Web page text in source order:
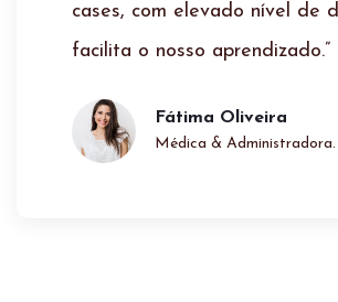
Arquiteta E Empresária.